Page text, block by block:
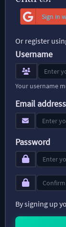
Sign in
Or register
Username
Your username
Email address
Password
By signing up